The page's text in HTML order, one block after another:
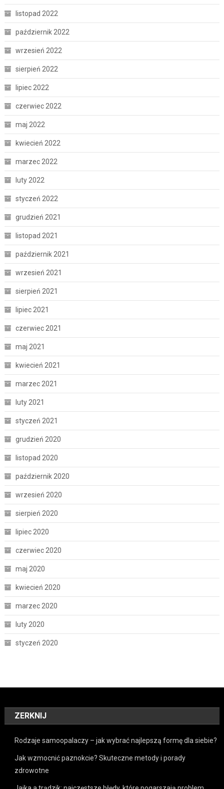
listopad 2022
październik 2022
wrzesień 2022
sierpień 2022
lipiec 2022
czerwiec 2022
maj 2022
kwiecień 2022
marzec 2022
luty 2022
styczeń 2022
grudzień 2021
listopad 2021
październik 2021
wrzesień 2021
sierpień 2021
lipiec 2021
czerwiec 2021
maj 2021
kwiecień 2021
marzec 2021
luty 2021
styczeń 2021
grudzień 2020
listopad 2020
październik 2020
wrzesień 2020
sierpień 2020
lipiec 2020
czerwiec 2020
maj 2020
kwiecień 2020
marzec 2020
luty 2020
styczeń 2020
ZERKNIJ
Rodzaje samoopalaczy – jak wybrać najlepszą formę dla siebie?
Jak wzmocnić paznokcie? Skuteczne metody i porady
zdrowotne